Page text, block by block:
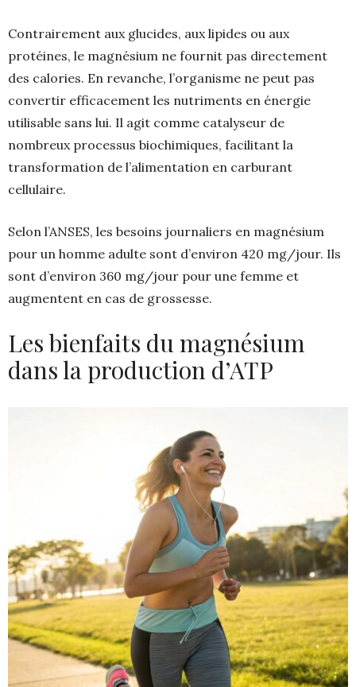
Contrairement aux glucides, aux lipides ou aux
protéines, le magnésium ne fournit pas directement
des calories. En revanche, l’organisme ne peut pas
convertir efficacement les nutriments en énergie
utilisable sans lui. Il agit comme catalyseur de
nombreux processus biochimiques, facilitant la
transformation de l’alimentation en carburant
cellulaire.
Selon l’ANSES, les besoins journaliers en magnésium
pour un homme adulte sont d’environ 420 mg/jour. Ils
sont d’environ 360 mg/jour pour une femme et
augmentent en cas de grossesse.
Les bienfaits du magnésium
dans la production d’ATP